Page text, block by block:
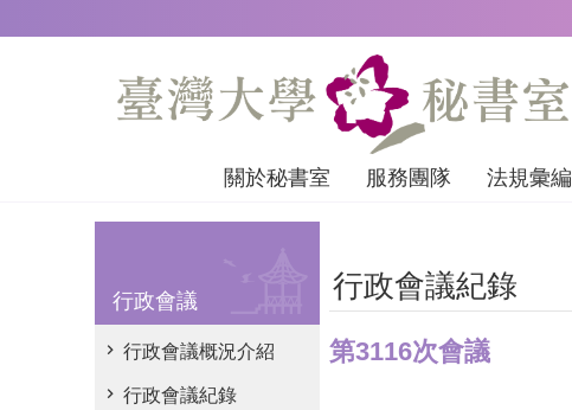
關於秘書室 服務團隊 法規彙編
行政會議
行政會議概況介紹
行政會議紀錄
行政會議紀錄
第3116次會議